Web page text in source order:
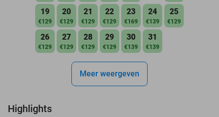
19
€129
20
€129
21
€129
22
€129
23
€169
24
€139
25
€129
26
€129
27
€129
28
€129
29
€129
30
€139
31
€139
Meer weergeven
Highlights